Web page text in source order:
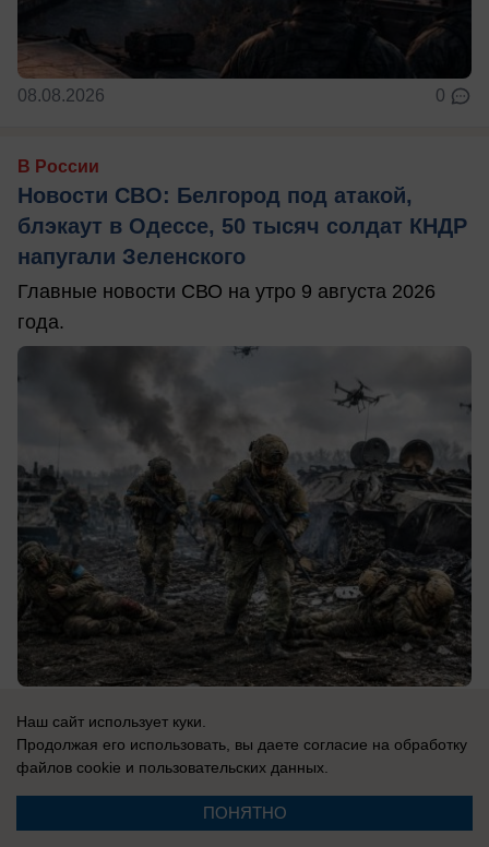
08.08.2026 0
В России
Новости СВО: Белгород под атакой,
блэкаут в Одессе, 50 тысяч солдат КНДР
напугали Зеленского
Главные новости СВО на утро 9 августа 2026
года.
В России
«Нашел Зе кошелек, посчитал - не
хватает»: в Киеве сказали о достигнутых
Наш сайт использует куки.
Продолжая его использовать, вы даете согласие на обработку
файлов cookie и пользовательских данных.
ПОНЯТНО